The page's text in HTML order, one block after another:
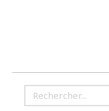
Rechercher